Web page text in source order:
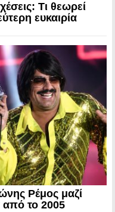
Τι θεωρεί
ευκαιρία
Ρέμος μαζί
το 2005